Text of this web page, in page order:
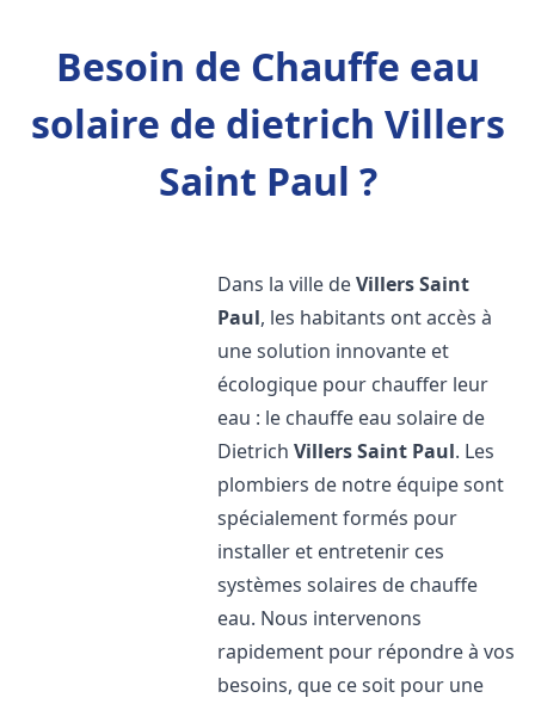
Besoin de Chauffe eau
solaire de dietrich Villers
Saint Paul ?
Dans la ville deVillers Saint
Paul, les habitants ont accès à
une solution innovante et
écologique pour chauffer leur
eau : le chauffe eau solaire de
DietrichVillers Saint Paul. Les
plombiers de notre équipe sont
spécialement formés pour
installer et entretenir ces
systèmes solaires de chauffe
eau. Nous intervenons
rapidement pour répondre à vos
besoins, que ce soit pour une